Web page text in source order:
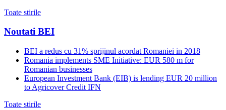
Toate stirile
Noutati BEI
BEI a redus cu 31% sprijinul acordat Romaniei in 2018
Romania implements SME Initiative: EUR 580 m for
Romanian businesses
European Investment Bank (EIB) is lending EUR 20 million
to Agricover Credit IFN
Toate stirile